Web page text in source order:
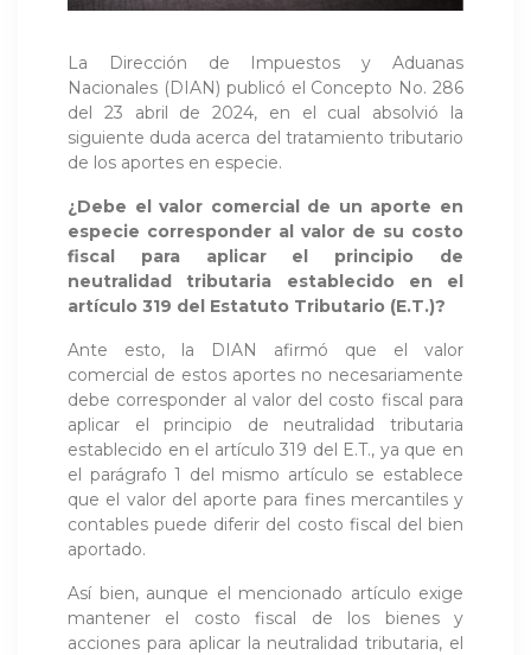
La Dirección de Impuestos y Aduanas
Nacionales (DIAN) publicó el Concepto No. 286
del 23 abril de 2024, en el cual absolvió la
siguiente duda acerca del tratamiento tributario
de los aportes en especie.
¿Debe el valor comercial de un aporte en
especie corresponder al valor de su costo
fiscal para aplicar el principio de
neutralidad tributaria establecido en el
artículo 319 del Estatuto Tributario (E.T.)?
Ante esto, la DIAN afirmó que el valor
comercial de estos aportes no necesariamente
debe corresponder al valor del costo fiscal para
aplicar el principio de neutralidad tributaria
establecido en el artículo 319 del E.T., ya que en
el parágrafo 1 del mismo artículo se establece
que el valor del aporte para fines mercantiles y
contables puede diferir del costo fiscal del bien
aportado.
Así bien, aunque el mencionado artículo exige
mantener el costo fiscal de los bienes y
acciones para aplicar la neutralidad tributaria, el